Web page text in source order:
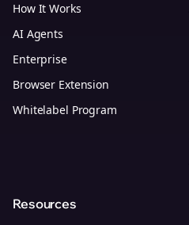
How It Works
AI Agents
Enterprise
Browser Extension
Whitelabel Program
Resources